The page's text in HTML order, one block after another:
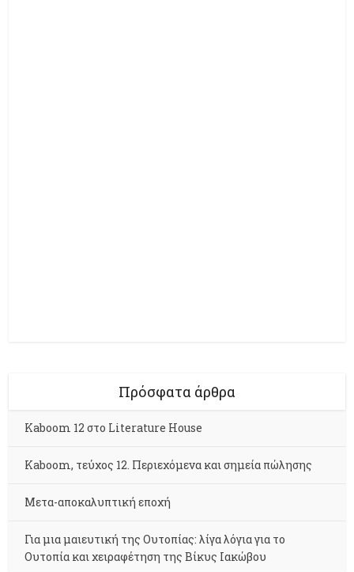
Πρόσφατα άρθρα
Kaboom 12 στο Literature House
Kaboom, τεύχος 12. Περιεχόμενα και σημεία πώλησης
Μετα-αποκαλυπτική εποχή
Για μια μαιευτική της Ουτοπίας: λίγα λόγια για το
Ουτοπία και χειραφέτηση της Βίκυς Ιακώβου